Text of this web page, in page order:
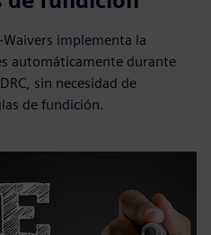
implementa la
automáticamente durante
sin necesidad de
de fundición.